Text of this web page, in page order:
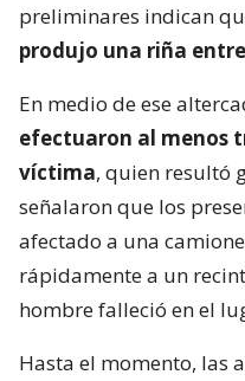
preliminares indican
produjo una riña
En medio de ese
efectuaron al menos
víctima, quien resultó
señalaron que los
afectado a una
rápidamente a un
hombre falleció en el
Hasta el momento, las